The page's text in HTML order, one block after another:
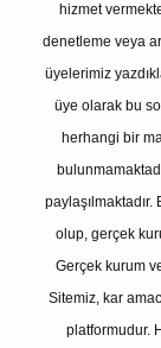
hizmet
denetleme veya
üyelerimiz
üye olarak bu
herhangi bir
olup, gerçek
Gerçek kurum
Sitemiz, kar
platformudur.